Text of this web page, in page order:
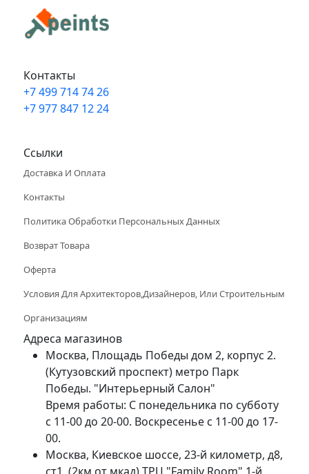
Контакты
+7 499 714 74 26
+7 977 847 12 24
Ссылки
Доставка И Оплата
Контакты
Политика Обработки Персональных Данных
Возврат Товара
Оферта
Условия Для Архитекторов,дизайнеров, Или Строительным
Организациям
Адреса магазинов
Москва, Площадь Победы дом 2, корпус 2.
(Кутузовский проспект) метро Парк
Победы. "Интерьерный Салон"
Время работы: С понедельника по субботу
с 11-00 до 20-00. Воскресенье с 11-00 до 17-
00.
Москва, Киевское шоссе, 23-й километр, д8,